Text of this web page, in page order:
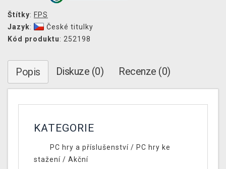
Štítky: FPS
Jazyk:
České titulky
Kód produktu: 252198
Popis Diskuze (0) Recenze (0)
KATEGORIE
PC hry a příslušenství/ PC hry ke
stažení / Akční